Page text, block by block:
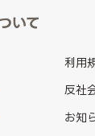
いて
利用
反社
お知